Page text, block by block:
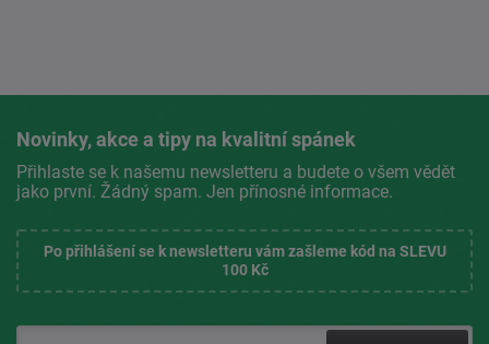
Novinky, akce a tipy na kvalitní spánek
Přihlaste se k našemu newsletteru a budete o všem vědět
jako první. Žádný spam. Jen přínosné informace.
Po přihlášení se k newsletteru vám zašleme kód na SLEVU
100 Kč